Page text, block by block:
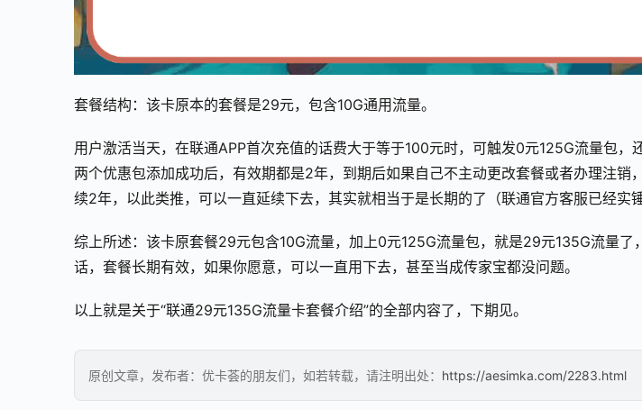
套餐结构：该卡原本的套餐是29元，包含10G通用流量。
用户激活当天，在联通APP首次充值的话费大于等于100元时，可触发0元125G流量包，
两个优惠包添加成功后，有效期都是2年，到期后如果自己不主动更改套餐或者办理注销
续2年，以此类推，可以一直延续下去，其实就相当于是长期的了（联通官方客服已经实锤
综上所述：该卡原套餐29元包含10G流量，加上0元125G流量包，就是29元135G流量了
话，套餐长期有效，如果你愿意，可以一直用下去，甚至当成传家宝都没问题。
以上就是关于“联通29元135G流量卡套餐介绍”的全部内容了，下期见。
原创文章，发布者：优卡荟的朋友们，如若转载，请注明出处： https://aesimka.com/2283.html